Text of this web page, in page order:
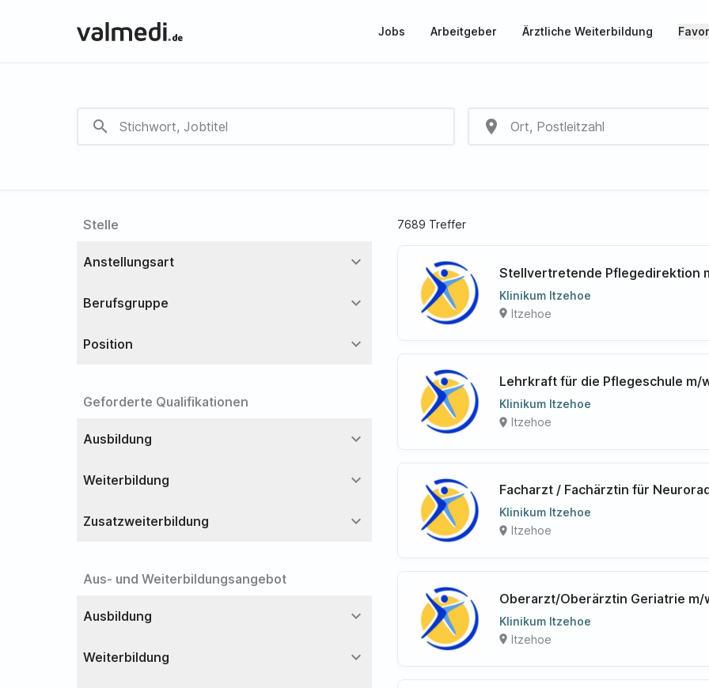
Jobs Arbeitgeber Ärztliche Weiterbildung
search place
Stelle
Anstellungsart expand_more
Berufsgruppe expand_more
Position expand_more
Geforderte Qualifikationen
Ausbildung expand_more
Weiterbildung expand_more
Zusatzweiterbildung expand_more
Aus- und Weiterbildungsangebot
Ausbildung expand_more
Weiterbildung expand_more
7689 Treffer
Stellvertretende Pflegedirektion
Klinikum Itzehoe
place Itzehoe
Lehrkraft für die Pflegeschule m/
Klinikum Itzehoe
place Itzehoe
Facharzt / Fachärztin für
Klinikum Itzehoe
place Itzehoe
Oberarzt/Oberärztin Geriatrie m/
Klinikum Itzehoe
place Itzehoe